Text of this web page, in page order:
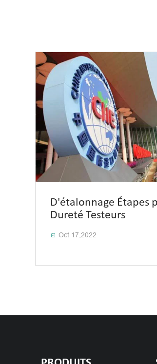
D'étalonnage Étapes
Dureté Testeurs
 Oct 17,2022